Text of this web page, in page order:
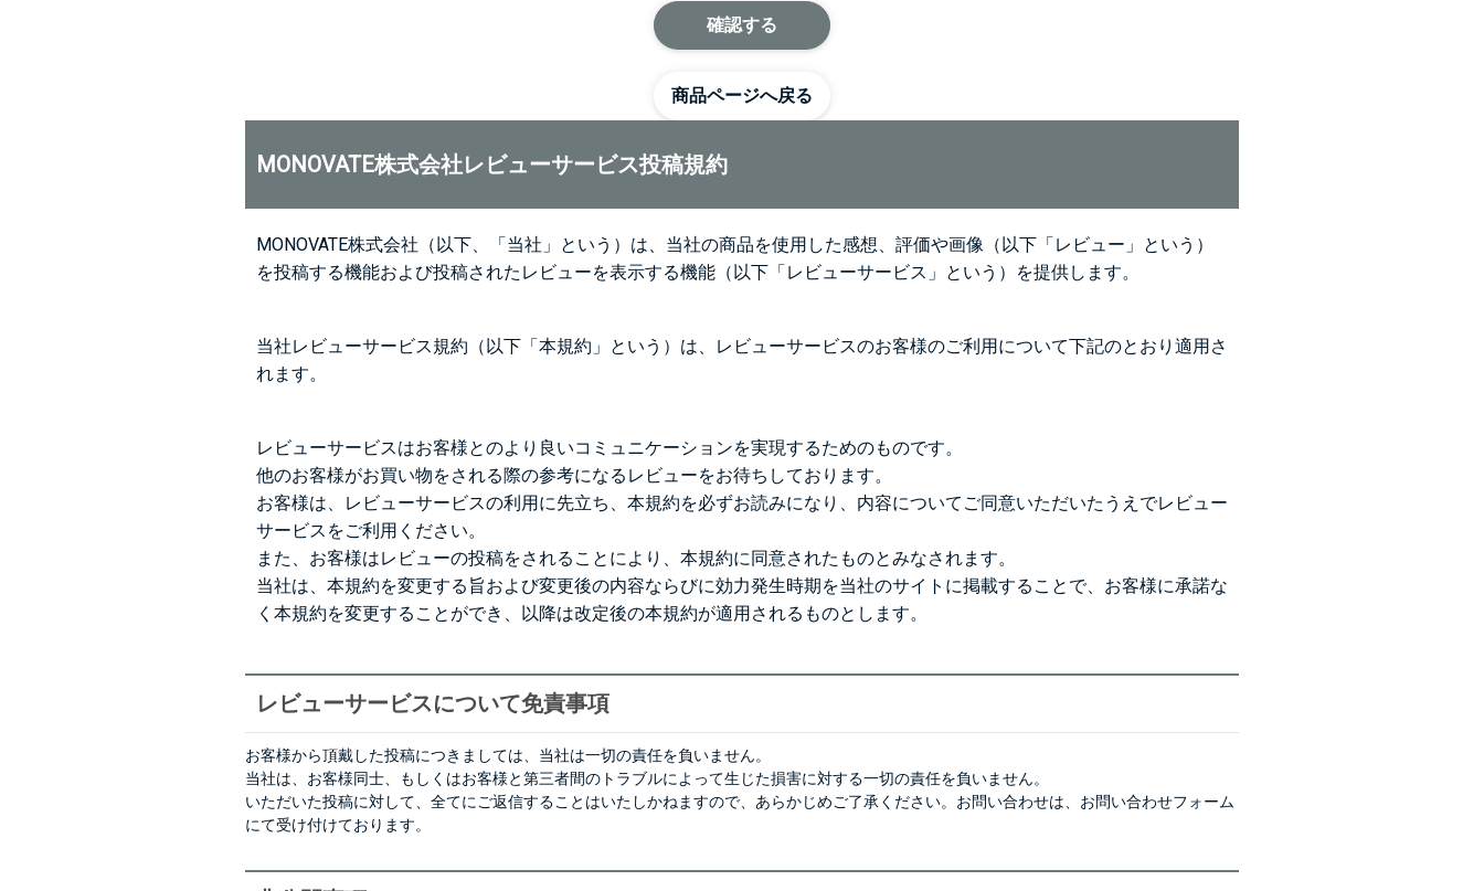
商品ページへ戻る
MONOVATE株式会社レビューサービス投稿規約
MONOVATE株式会社（以下、「当社」という）は、当社の商品を使用した感想、評価や画像（以下「レビュー」という）
を投稿する機能および投稿されたレビューを表示する機能（以下「レビューサービス」という）を提供します。
当社レビューサービス規約（以下「本規約」という）は、レビューサービスのお客様のご利用について下記のとおり適用さ
れます。
レビューサービスはお客様とのより良いコミュニケーションを実現するためのものです。
他のお客様がお買い物をされる際の参考になるレビューをお待ちしております。
お客様は、レビューサービスの利用に先立ち、本規約を必ずお読みになり、内容についてご同意いただいたうえでレビュー
サービスをご利用ください。
また、お客様はレビューの投稿をされることにより、本規約に同意されたものとみなされます。
当社は、本規約を変更する旨および変更後の内容ならびに効力発生時期を当社のサイトに掲載することで、お客様に承諾な
く本規約を変更することができ、以降は改定後の本規約が適用されるものとします。
レビューサービスについて免責事項
お客様から頂戴した投稿につきましては、当社は一切の責任を負いません。
当社は、お客様同士、もしくはお客様と第三者間のトラブルによって生じた損害に対する一切の責任を負いません。
いただいた投稿に対して、全てにご返信することはいたしかねますので、あらかじめご了承ください。お問い合わせは、 お問い合わせフォーム
にて受け付けております。